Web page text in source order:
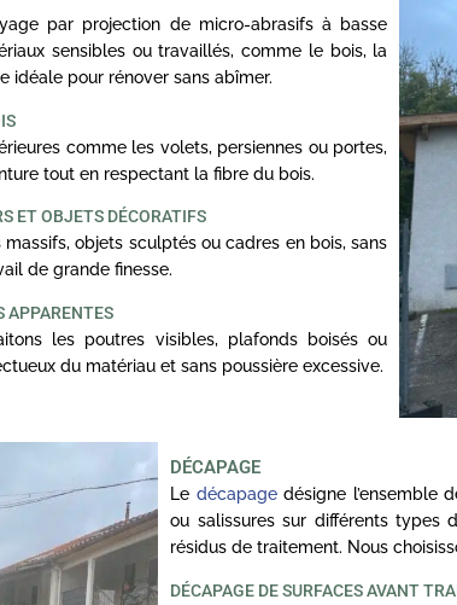
par projection de micro-abrasifs à basse
sensibles ou travaillés, comme le bois, la
idéale pour rénover sans abîmer.
comme les volets, persiennes ou portes,
tout en respectant la fibre du bois.
ET OBJETS DÉCORATIFS
objets sculptés ou cadres en bois, sans
de grande finesse.
APPARENTES
les poutres visibles, plafonds boisés ou
du matériau et sans poussière excessive.
DÉCAPAGE
Le décapagedésigne l’ensemble
ou salissures sur différents types
résidus de traitement. Nous
DÉCAPAGE DE SURFACES AVANT